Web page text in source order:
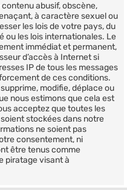
abusif, obscène,
à caractère sexuel ou
les lois de votre pays, du
ou les lois internationales. Le
immédiat et permanent,
d’accès à Internet si
IP de tous les messages
de ces conditions.
modifie, déplace ou
nous estimons que cela est
acceptez que toutes les
stockées dans notre
ne soient pas
consentement, ni
être tenus comme
piratage visant à